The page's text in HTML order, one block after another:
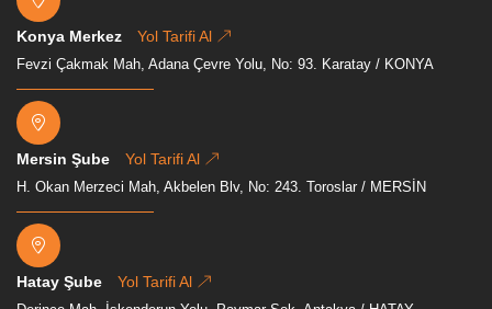
Konya Merkez Yol Tarifi Al
Fevzi Çakmak Mah, Adana Çevre Yolu, No: 93. Karatay / KONYA
Mersin Şube Yol Tarifi Al
H. Okan Merzeci Mah, Akbelen Blv, No: 243. Toroslar / MERSİN
Hatay Şube Yol Tarifi Al